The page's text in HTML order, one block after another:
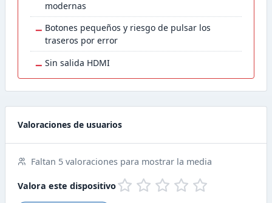
modernas
− Botones pequeños y riesgo de pulsar los
traseros por error
− Sin salida HDMI
Valoraciones de usuarios
Faltan 5 valoraciones para mostrar la media
Valora este dispositivo